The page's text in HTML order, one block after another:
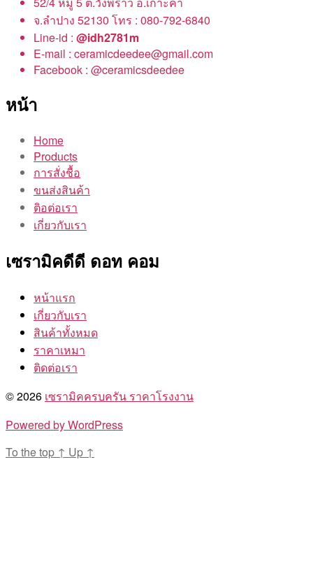
จ.ลำปาง 52130 โทร : 080-792-6840
Line-id : @idh2781m
E-mail : ceramicdeedee@gmail.com
Facebook : @ceramicsdeedee
หน้า
Home
Products
การสั่งชื้อ
ขนส่งสินค้า
ติอต่อเรา
เกี่ยวกับเรา
เซรามิคดีดี ดอท คอม
หน้าแรก
เกี่ยวกับเรา
สินค้าทั้งหมด
ราคาเหมา
ติดต่อเรา
© 2026 เซรามิคครบครัน ราคาโรงงาน
Powered by WordPress
To the top ↑ Up ↑